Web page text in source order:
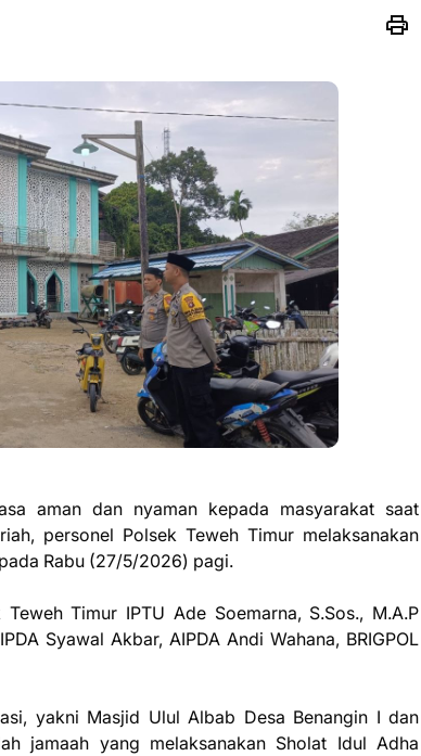
aman dan nyaman kepada masyarakat saat
personel Polsek Teweh Timur melaksanakan
Rabu (27/5/2026) pagi.
Timur IPTU Ade Soemarna, S.Sos., M.A.P
Syawal Akbar, AIPDA Andi Wahana, BRIGPOL
yakni Masjid Ulul Albab Desa Benangin I dan
jamaah yang melaksanakan Sholat Idul Adha